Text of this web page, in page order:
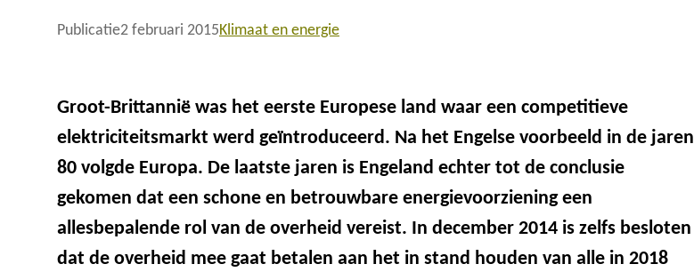
Publicatie2 februari 2015Klimaat en energie
Groot-Brittannië was het eerste Europese land waar een competitieve
elektriciteitsmarkt werd geïntroduceerd. Na het Engelse voorbeeld in de jaren
80 volgde Europa. De laatste jaren is Engeland echter tot de conclusie
gekomen dat een schone en betrouwbare energievoorziening een
allesbepalende rol van de overheid vereist. In december 2014 is zelfs besloten
dat de overheid mee gaat betalen aan het in stand houden van alle in 2018